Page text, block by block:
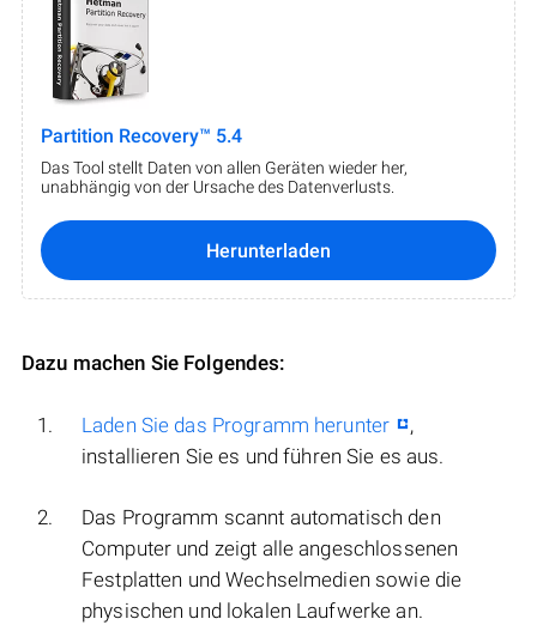
Partition Recovery™ 5.4
Das Tool stellt Daten von allen Geräten wieder her,
unabhängig von der Ursache des Datenverlusts.
Herunterladen
Dazu machen Sie Folgendes:
Laden Sie das Programm herunter
,
installieren Sie es und führen Sie es aus.
Das Programm scannt automatisch den
Computer und zeigt alle angeschlossenen
Festplatten und Wechselmedien sowie die
physischen und lokalen Laufwerke an.